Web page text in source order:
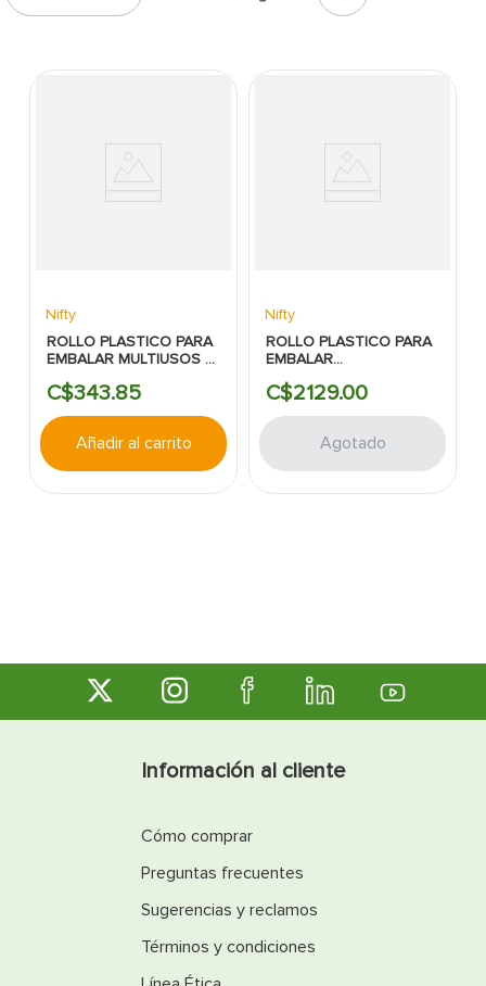
Nifty
ROLLO PLASTICO PARA
EMBALAR MULTIUSOS 2
C$343.85
Añadir al carrito
Nifty
ROLLO PLASTICO PARA
EMBALAR
1000´ NIFTY
C$2129.00
Agotado
Información al cliente
Cómo comprar
Preguntas frecuentes
Sugerencias y reclamos
Términos y condiciones
pantry